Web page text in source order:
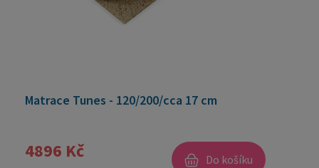
Matrace Tunes - 120/200/cca 17 cm
4896 Kč Do košíku